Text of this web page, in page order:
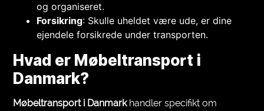
og organiseret.
Forsikring: Skulle uheldet være ude, er dine
ejendele forsikrede under transporten.
Hvad er Møbeltransport i
Danmark?
Møbeltransport i Danmarkhandler specifikt om